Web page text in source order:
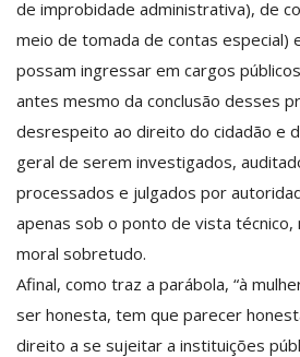
de improbidade administrativa), de
meio de tomada de contas especial)
possam ingressar em cargos
antes mesmo da conclusão desses
desrespeito ao direito do cidadão e
geral de serem investigados,
processados e julgados por
apenas sob o ponto de vista técnico,
moral sobretudo.
Afinal, como traz a parábola, “à
ser honesta, tem que parecer
direito a se sujeitar a instituições